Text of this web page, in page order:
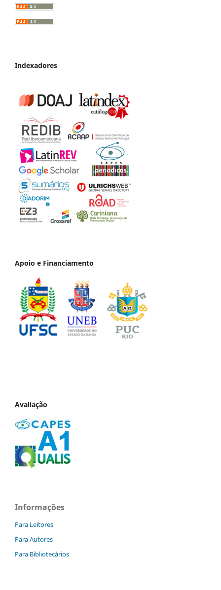
Indexadores
Apoio e Financiamento
Avaliação
Informações
Para Leitores
Para Autores
Para Bibliotecários